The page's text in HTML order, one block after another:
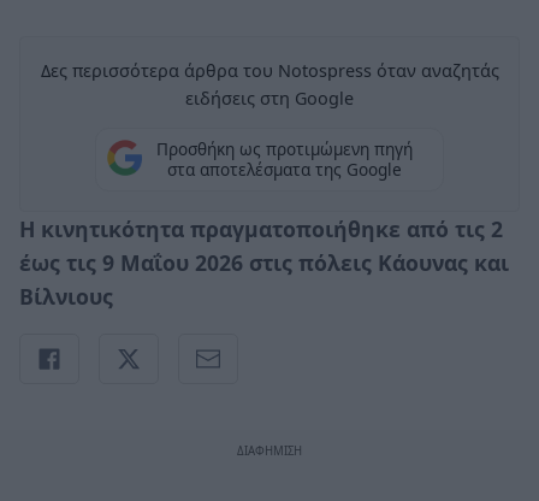
Δες περισσότερα άρθρα του Notospress όταν αναζητάς
ειδήσεις στη Google
Προσθήκη ως προτιμώμενη πηγή
στα αποτελέσματα της Google
Η κινητικότητα πραγματοποιήθηκε από τις 2
έως τις 9 Μαΐου 2026 στις πόλεις Κάουνας και
Βίλνιους